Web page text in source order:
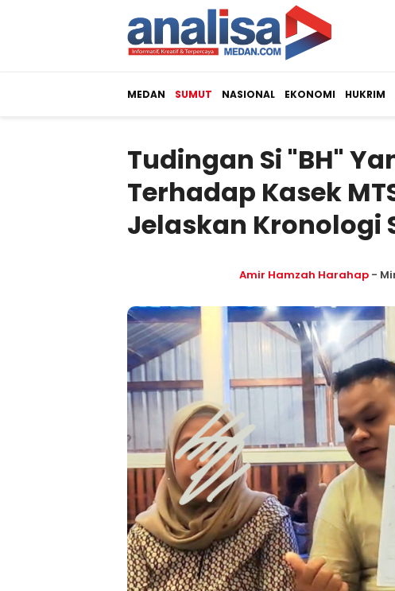
MEDAN SUMUT NASIONAL EKONOMI HUKRIM
Tudingan Si "BH"
Terhadap Kasek
Jelaskan Kronologi
Amir Hamzah Harahap -